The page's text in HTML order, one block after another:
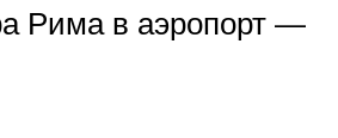
Рима в аэропорт —